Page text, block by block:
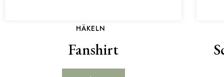
HÄKELN
Fanshirt